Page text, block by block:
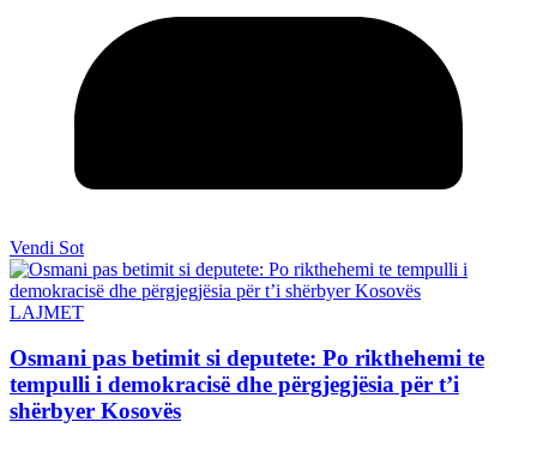
Vendi Sot
LAJMET
Osmani pas betimit si deputete: Po rikthehemi te
tempulli i demokracisë dhe përgjegjësia për t’i
shërbyer Kosovës